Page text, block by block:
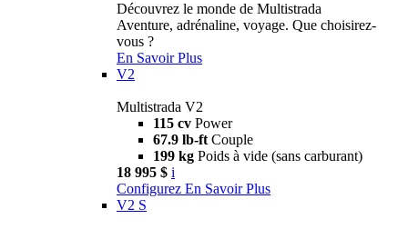
Découvrez le monde de Multistrada
Aventure, adrénaline, voyage. Que choisirez-
vous ?
En Savoir Plus
V2
Multistrada V2
115 cv Power
67.9 lb-ft Couple
199 kg Poids à vide (sans carburant)
18 995 $ i
Configurez En Savoir Plus
V2 S